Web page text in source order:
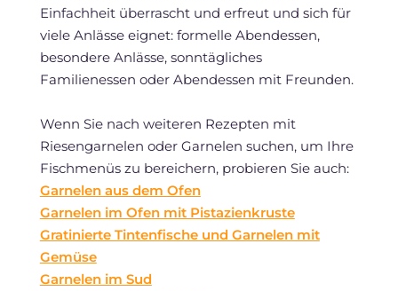
Einfachheit überrascht und erfreut und sich für
viele Anlässe eignet: formelle Abendessen,
besondere Anlässe, sonntägliches
Familienessen oder Abendessen mit Freunden.
Wenn Sie nach weiteren Rezepten mit
Riesengarnelen oder Garnelen suchen, um Ihre
Fischmenüs zu bereichern, probieren Sie auch:
Garnelen aus dem Ofen
Garnelen im Ofen mit Pistazienkruste
Gratinierte Tintenfische und Garnelen mit
Gemüse
Garnelen im Sud